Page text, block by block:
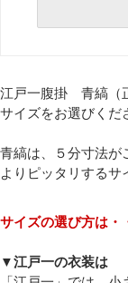
江戸一腹掛 青縞（
サイズをお選びくだ
青縞は、５分寸法が
よりピッタリするサ
サイズの選び方は・
▼江戸一の衣装は